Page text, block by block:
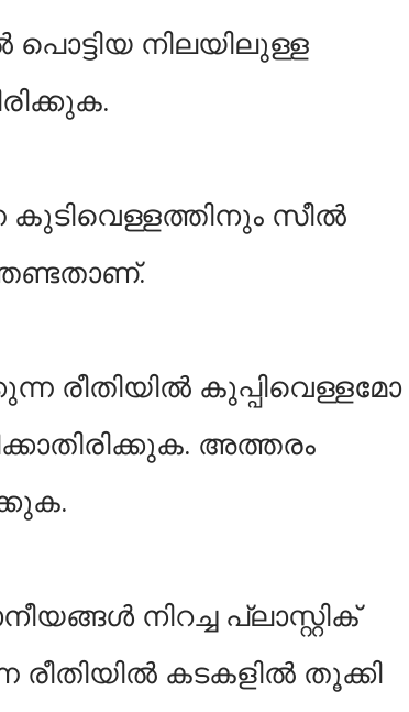
പൊട്ടിയ നിലയിലുള്ള
സീൽ
രീതിയിൽ കുപ്പിവെള്ളമോ
അത്തരം
നിറച്ച പ്ലാസ്റ്റിക്
കടകളിൽ തൂക്കി